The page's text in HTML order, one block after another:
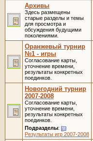
Архивы
Здесь размещены
старые разделы и темы
для просмотра и
обсуждения будущими
поколениями.
Оранжевый турнир
№1 - игры
Согласование карты,
уточнение времени,
результаты конкретных
поединков.
Новогодний турнир
2007-2008
Согласование карты,
уточнение времени,
результаты конкретных
поединков.
Подразделы:
Результаты игр 2007-2008